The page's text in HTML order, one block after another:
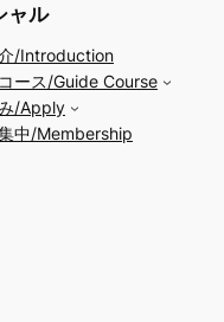
ャル
/Introduction
ース/Guide Course
/Apply
中/Membership